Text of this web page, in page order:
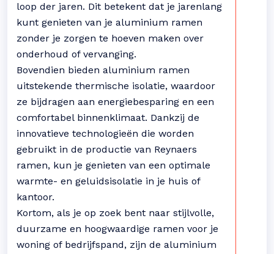
loop der jaren. Dit betekent dat je jarenlang
kunt genieten van je aluminium ramen
zonder je zorgen te hoeven maken over
onderhoud of vervanging.
Bovendien bieden aluminium ramen
uitstekende thermische isolatie, waardoor
ze bijdragen aan energiebesparing en een
comfortabel binnenklimaat. Dankzij de
innovatieve technologieën die worden
gebruikt in de productie van Reynaers
ramen, kun je genieten van een optimale
warmte- en geluidsisolatie in je huis of
kantoor.
Kortom, als je op zoek bent naar stijlvolle,
duurzame en hoogwaardige ramen voor je
woning of bedrijfspand, zijn de aluminium